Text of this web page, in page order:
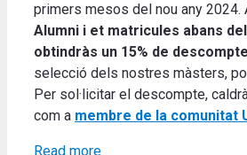
primers mesos del nou any 2024.
Alumni i et matricules abans
obtindràs un 15% de descompte
selecció dels nostres màsters,
Per sol·licitar el descompte,
com a membre de la comunitat
Read more